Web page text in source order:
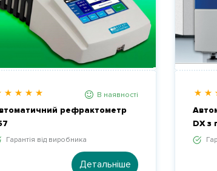
В наявності
рефрактометр
Гарантія від виробника
Детальніше
DX з